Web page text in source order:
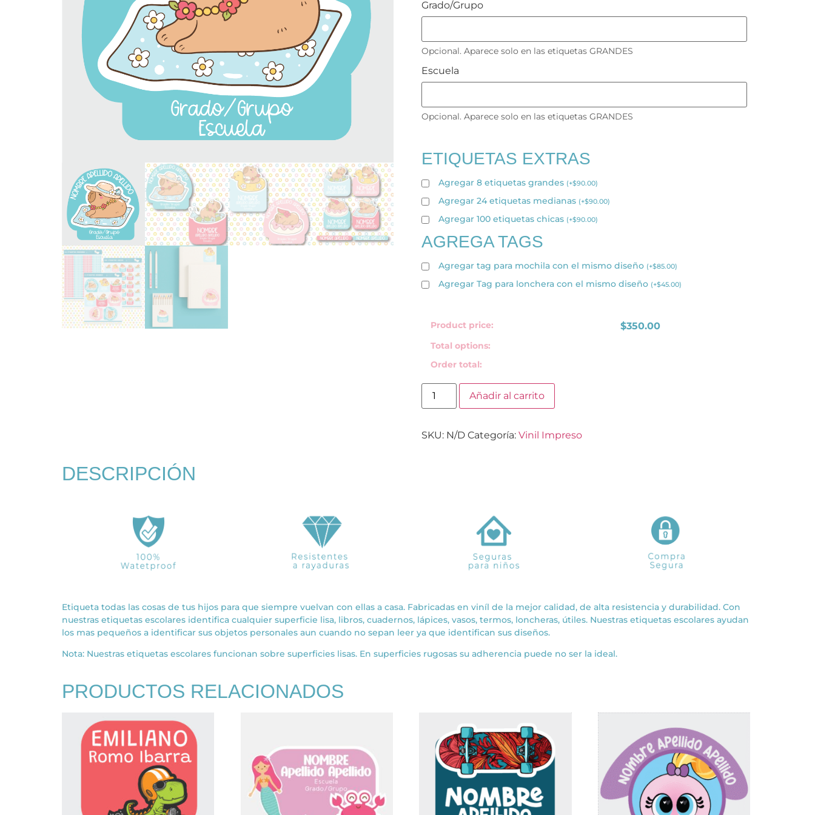
Grado/Grupo
Opcional. Aparece solo en las etiquetas GRANDES
Escuela
Opcional. Aparece solo en las etiquetas GRANDES
ETIQUETAS EXTRAS
Agregar 8 etiquetas grandes (+$90.00)
Agregar 24 etiquetas medianas (+$90.00)
Agregar 100 etiquetas chicas (+$90.00)
AGREGA TAGS
Agregar tag para mochila con el mismo diseño (+$85.00)
Agregar Tag para lonchera con el mismo diseño (+$45.00)
Product price: $350.00
Total options:
Order total:
Añadir al carrito
SKU: N/D Categoría: Vinil Impreso
DESCRIPCIÓN
Etiqueta todas las cosas de tus hijos para que siempre vuelvan con ellas a casa. Fabricadas en viníl de la mejor calidad, de alta resistencia y durabilidad. Con
nuestras etiquetas escolares identifica cualquier superficie lisa, libros, cuadernos, lápices, vasos, termos, loncheras, útiles. Nuestras etiquetas escolares ayudan
los mas pequeños a identificar sus objetos personales aun cuando no sepan leer ya que identifican sus diseños.
Nota: Nuestras etiquetas escolares funcionan sobre superficies lisas. En superficies rugosas su adherencia puede no ser la ideal.
PRODUCTOS RELACIONADOS